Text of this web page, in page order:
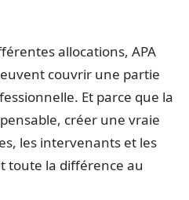
allocations, APA
couvrir une partie
Et parce que la
créer une vraie
les intervenants et les
toute la différence au